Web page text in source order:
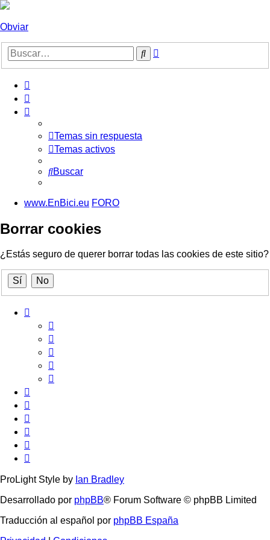
Obviar
Buscar
Temas sin respuesta
Temas activos
Buscar
www.EnBici.eu FORO
Borrar cookies
¿Estás seguro de querer borrar todas las cookies de este sitio?
ProLight Style by Ian Bradley
Desarrollado por phpBB® Forum Software © phpBB Limited
Traducción al español por phpBB España